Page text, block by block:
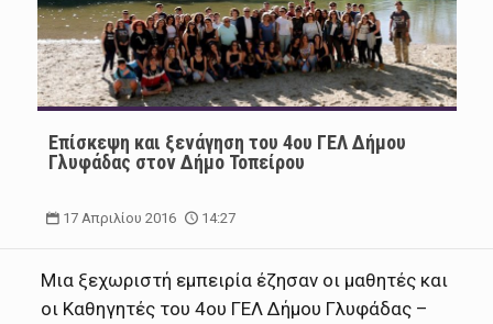
Επίσκεψη και ξενάγηση του 4ου ΓΕΛ Δήμου
Γλυφάδας στον Δήμο Τοπείρου
17 Απριλίου 2016 14:27
Μια ξεχωριστή εμπειρία έζησαν οι μαθητές και
οι Καθηγητές του 4ου ΓΕΛ Δήμου Γλυφάδας –